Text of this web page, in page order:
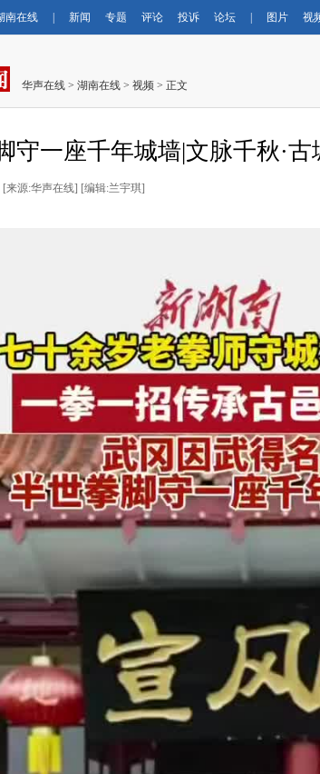
南在线 新闻 专题 评论 投诉 论坛 图片 视
华声在线 > 湖南在线 > 视频 > 正文
守一座千年城墙|文脉千秋·古
[来源:华声在线] [编辑:兰宇琪]